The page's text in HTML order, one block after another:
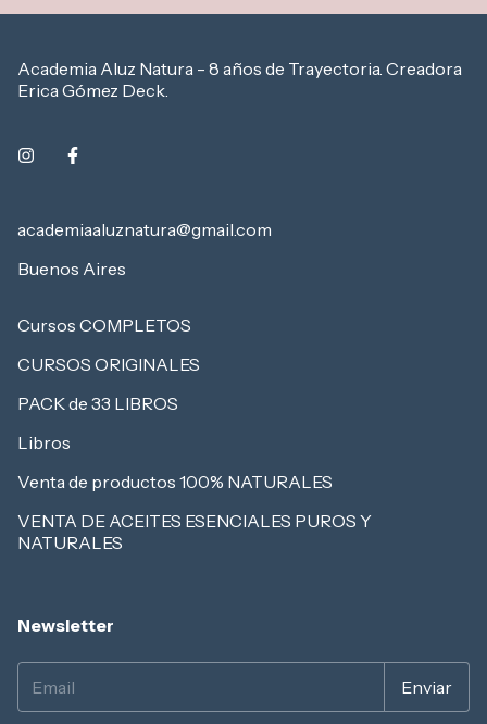
Academia Aluz Natura - 8 años de Trayectoria. Creadora
Erica Gómez Deck.
academiaaluznatura@gmail.com
Buenos Aires
Cursos COMPLETOS
CURSOS ORIGINALES
PACK de 33 LIBROS
Libros
Venta de productos 100% NATURALES
VENTA DE ACEITES ESENCIALES PUROS Y
NATURALES
Newsletter